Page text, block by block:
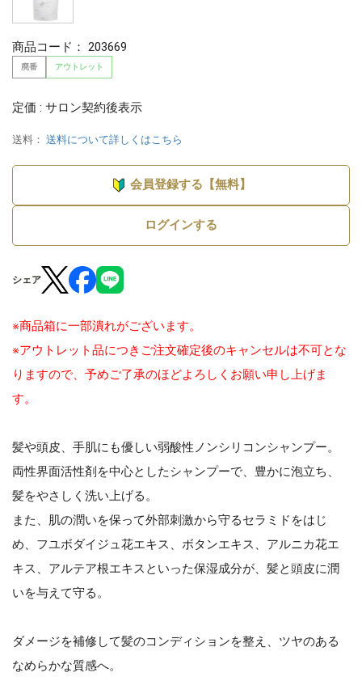
商品コード： 203669
廃番 アウトレット
定価 : サロン契約後表示
送料： 送料について詳しくはこちら
会員登録する【無料】
ログインする
シェア
※商品箱に一部潰れがございます。
※アウトレット品につきご注文確定後のキャンセルは不可とな
りますので、予めご了承のほどよろしくお願い申し上げま
す。
髪や頭皮、手肌にも優しい弱酸性ノンシリコンシャンプー。
両性界面活性剤を中心としたシャンプーで、豊かに泡立ち、
髪をやさしく洗い上げる。
また、肌の潤いを保って外部刺激から守るセラミドをはじ
め、フユボダイジュ花エキス、ボタンエキス、アルニカ花エ
キス、アルテア根エキスといった保湿成分が、髪と頭皮に潤
いを与えて守る。
ダメージを補修して髪のコンディションを整え、ツヤのある
なめらかな質感へ。